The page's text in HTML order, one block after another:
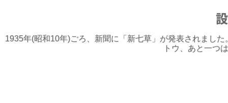
1935年(昭和10年)ごろ、新聞に「新七草」が発表されまし
トウ、あと一つ